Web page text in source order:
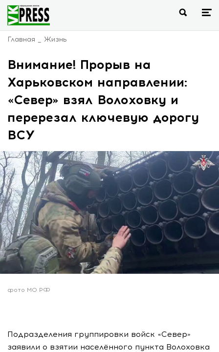
Главная Жизнь
Внимание! Прорыв на
Харьковском направлении:
«Север» взял Волоховку и
перерезал ключевую дорогу
ВСУ
фото МО РФ
Подразделения группировки войск «Север»
заявили о взятии населённого пункта Волоховка